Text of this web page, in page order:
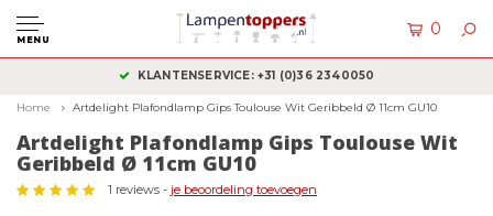
MENU
0
KLANTENSERVICE: +31 (0)36 2340050
Home Artdelight Plafondlamp Gips Toulouse Wit Geribbeld Ø 11cm GU10
Artdelight Plafondlamp Gips Toulouse Wit
Geribbeld Ø 11cm GU10
1 reviews - je beoordeling toevoegen